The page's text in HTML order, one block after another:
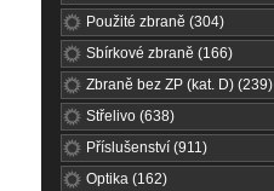
Použité zbraně (304)
Sbírkové zbraně (166)
Zbraně bez ZP (kat. D) (239)
Střelivo (638)
Příslušenství (911)
Optika (162)